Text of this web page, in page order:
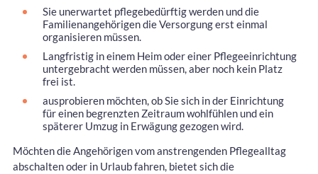
Sie unerwartet pflegebedürftig werden und die
Familienangehörigen die Versorgung erst einmal
organisieren müssen.
Langfristig in einem Heim oder einer Pflegeeinrichtung
untergebracht werden müssen, aber noch kein Platz
frei ist.
ausprobieren möchten, ob Sie sich in der Einrichtung
für einen begrenzten Zeitraum wohlfühlen und ein
späterer Umzug in Erwägung gezogen wird.
Möchten die Angehörigen vom anstrengenden Pflegealltag
abschalten oder in Urlaub fahren, bietet sich die